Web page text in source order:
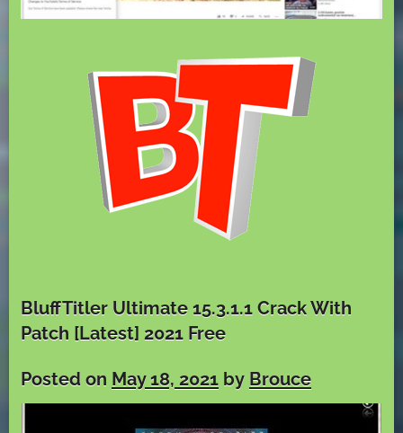
BluffTitler Ultimate 15.3.1.1 Crack With
Patch [Latest] 2021 Free
Posted on May 18, 2021 by Brouce